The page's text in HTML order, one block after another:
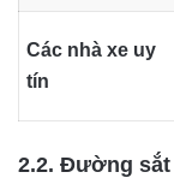
Các nhà xe uy
tín
2.2. Đường sắt